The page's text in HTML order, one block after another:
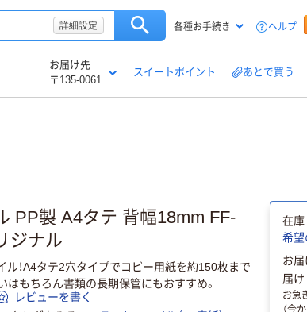
詳細設定 各種お手続き ヘルプ
お届け先
〒135-0061
スイートポイント あとで買う
PP製 A4タテ 背幅18mm FF-
ジナル
！A4タテ2穴タイプでコピー用紙を約150枚まで
もちろん書類の長期保管にもおすすめ。
レビューを書く
在庫
希望
お届
届け
お急
（今